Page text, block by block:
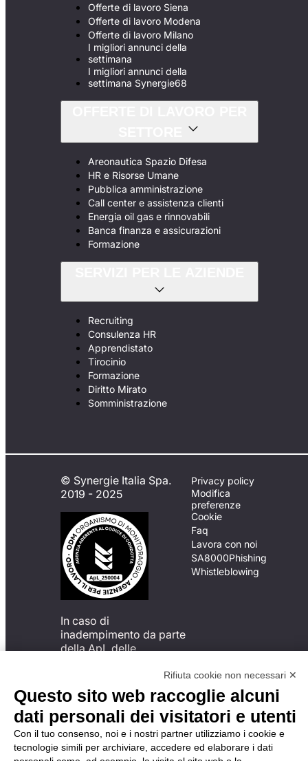
Offerte di lavoro Siena
Offerte di lavoro Modena
Offerte di lavoro Milano
I migliori annunci della
settimana
I migliori annunci della
settimana Synergie68
Areonautica Spazio Difesa
HR e Risorse Umane
Pubblica amministrazione
Call center e assistenza clienti
Energia oil gas e rinnovabili
Banca finanza e assicurazioni
Formazione
Recruiting
Consulenza HR
Apprendistato
Tirocinio
Formazione
Diritto Mirato
Somministrazione
© Synergie Italia Spa.
2019 - 2025
In caso di
inadempimento da parte
della ApL delle
del Codice di Condotta, è
possibile presentare un
reclamo
all’Organismo di
Monitoraggio utilizzando
una delle modalità
descritte al seguente
Privacy policy
Modifica
preferenze
Cookie
Faq
Lavora con noi
SA8000Phishing
Whistleblowing
Rifiuta cookie non necessari ✕
Questo sito web raccoglie alcuni
dati personali dei visitatori e utenti
Con il tuo consenso, noi e i nostri partner utilizziamo i cookie e
tecnologie simili per archiviare, accedere ed elaborare i dati